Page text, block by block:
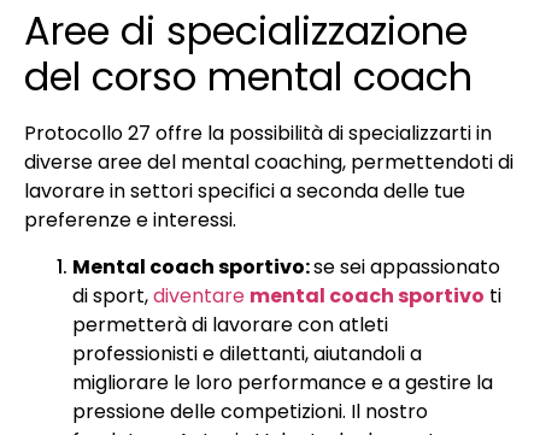
Aree di specializzazione
del corso mental coach
Protocollo 27 offre la possibilità di specializzarti in
diverse aree del mental coaching, permettendoti di
lavorare in settori specifici a seconda delle tue
preferenze e interessi.
Mental coach sportivo:se sei appassionato
di sport,diventare mental coach sportivo ti
permetterà di lavorare con atleti
professionisti e dilettanti, aiutandoli a
migliorare le loro performance e a gestire la
pressione delle competizioni. Il nostro